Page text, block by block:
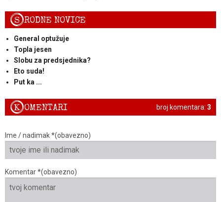
SRODNE NOVICE
General optužuje
Topla jesen
Slobu za predsjednika?
Eto suda!
Put ka ...
broj komentara: 3
KOMENTARI
Ime / nadimak *(obavezno)
Komentar *(obavezno)